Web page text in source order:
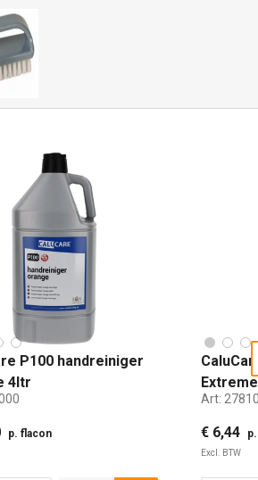
P100 handreiniger
4ltr
p. flacon
Extreme
Art:
€ 6,44
Excl. BTW